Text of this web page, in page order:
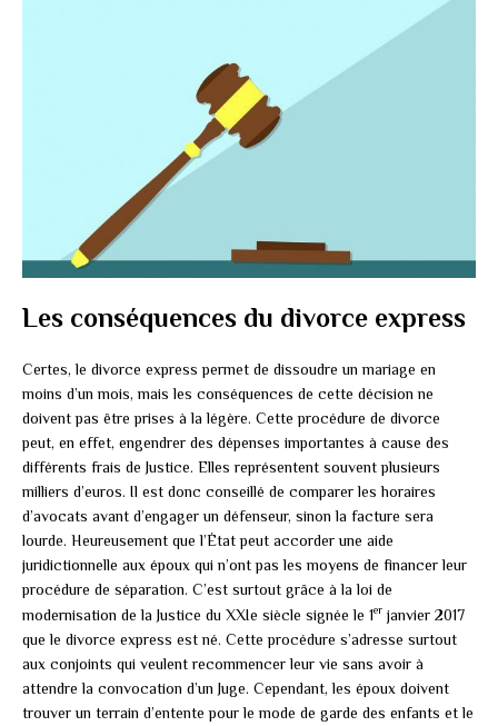
Les conséquences du divorce express
Certes, le divorce express permet de dissoudre un mariage en
moins d’un mois, mais les conséquences de cette décision ne
doivent pas être prises à la légère. Cette procédure de divorce
peut, en effet, engendrer des dépenses importantes à cause des
différents frais de Justice. Elles représentent souvent plusieurs
milliers d’euros. Il est donc conseillé de comparer les horaires
d’avocats avant d’engager un défenseur, sinon la facture sera
lourde. Heureusement que l’État peut accorder une aide
juridictionnelle aux époux qui n’ont pas les moyens de financer leur
procédure de séparation. C’est surtout grâce à la loi de
modernisation de la Justice du XXIe siècle signée le 1er janvier 2017
que le divorce express est né. Cette procédure s’adresse surtout
aux conjoints qui veulent recommencer leur vie sans avoir à
attendre la convocation d’un Juge. Cependant, les époux doivent
trouver un terrain d’entente pour le mode de garde des enfants et le